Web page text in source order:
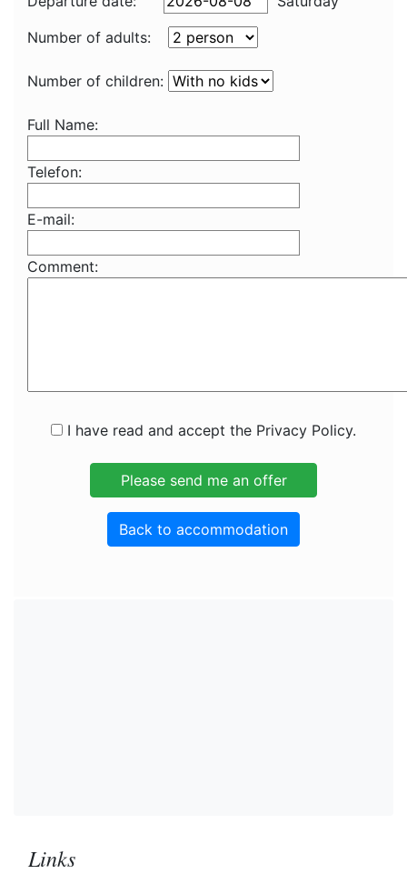
Number of adults:
Number of children:
Full Name:
Telefon:
E-mail:
Comment:
I have read and accept the Privacy Policy.
Back to accommodation
Links